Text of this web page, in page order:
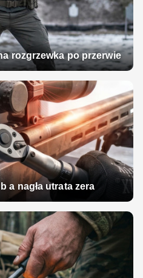
rozgrzewka po przerwie
a nagła utrata zera